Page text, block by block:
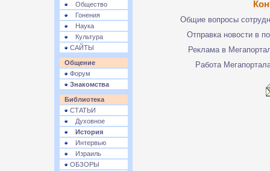
Общество
Гонения
Наука
Культура
САЙТЫ
Общение
Форум
Знакомства
Библиотека
СТАТЬИ
Духовное
История
Интервью
Израиль
ОБЗОРЫ
Общие вопросы
Отправка новости в
Реклама в
Работа